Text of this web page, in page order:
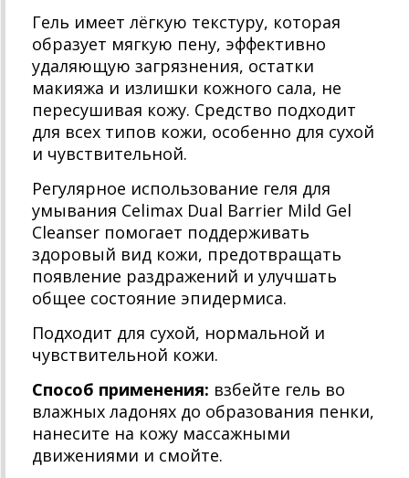
Гель имеет лёгкую текстуру, которая
образует мягкую пену, эффективно
удаляющую загрязнения, остатки
макияжа и излишки кожного сала, не
пересушивая кожу. Средство подходит
для всех типов кожи, особенно для сухой
и чувствительной.
Регулярное использование геля для
умывания Celimax Dual Barrier Mild Gel
Cleanser помогает поддерживать
здоровый вид кожи, предотвращать
появление раздражений и улучшать
общее состояние эпидермиса.
Подходит для сухой, нормальной и
чувствительной кожи.
Способ применения: взбейте гель во
влажных ладонях до образования пенки,
нанесите на кожу массажными
движениями и смойте.